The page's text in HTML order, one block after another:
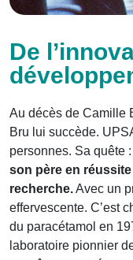
De
Au décès de Camille
Bru lui succède.
personnes. Sa quête :
son père en
recherche.Avec un
effervescente. C’est
du paracétamol en
laboratoire pionnier